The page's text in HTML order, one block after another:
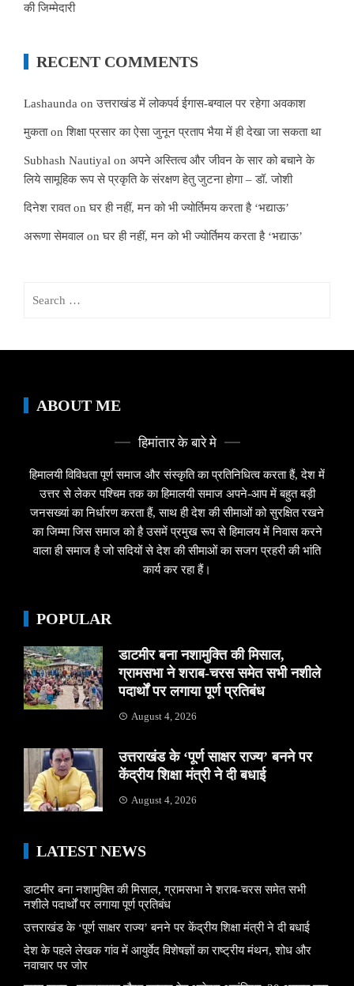
की जिम्मेदारी
RECENT COMMENTS
Lashaunda onउत्तराखंड में लोकपर्व ईगास-बग्वाल पर रहेगा अवकाश
मुकताonशिक्षा प्रसार का ऐसा जुनून प्रताप भैया में ही देखा जा सकता था
Subhash Nautiyal on अपने अस्तित्व और जीवन के सार को बचाने के
लिये सामूहिक रूप से प्रकृति के संरक्षण हेतु जुटना होगा – डॉ. जोशी
दिनेश रावतonघर ही नहीं, मन को भी ज्योर्तिमय करता है ‘भद्याऊ’
अरूणा सेमवाल onघर ही नहीं, मन को भी ज्योर्तिमय करता है ‘भद्याऊ’
ABOUT ME
हिमांतार के बारे मे
हिमालयी विविधता पूर्ण समाज और संस्कृति का प्रतिनिधित्व करता हैं, देश में
उत्तर से लेकर पश्चिम तक का हिमालयी समाज अपने-आप में बहुत बड़ी
जनसख्यां का निर्धारण करता हैं, साथ ही देश की सीमाओं को सुरक्षित रखने
का जिम्मा जिस समाज को है उसमें प्रमुख रूप से हिमालय में निवास करने
वाला ही समाज है जो सदियों से देश की सीमाओं का सजग प्रहरी की भांति
कार्य कर रहा हैं।
POPULAR
डाटमीर बना नशामुक्ति की मिसाल,
ग्रामसभा ने शराब-चरस समेत सभी नशीले
पदार्थों पर लगाया पूर्ण प्रतिबंध
August 4, 2026
उत्तराखंड के ‘पूर्ण साक्षर राज्य’ बनने पर
केंद्रीय शिक्षा मंत्री ने दी बधाई
August 4, 2026
LATEST NEWS
डाटमीर बना नशामुक्ति की मिसाल, ग्रामसभा ने शराब-चरस समेत सभी
नशीले पदार्थों पर लगाया पूर्ण प्रतिबंध
उत्तराखंड के ‘पूर्ण साक्षर राज्य’ बनने पर केंद्रीय शिक्षा मंत्री ने दी बधाई
देश के पहले लेखक गांव में आयुर्वेद विशेषज्ञों का राष्ट्रीय मंथन, शोध और
नवाचार पर जोर